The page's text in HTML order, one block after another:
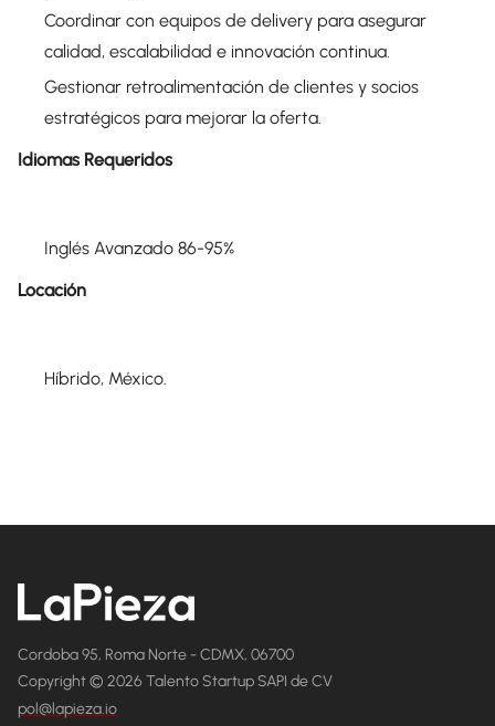
Coordinar con equipos de delivery para asegurar
calidad, escalabilidad e innovación continua.
Gestionar retroalimentación de clientes y socios
estratégicos para mejorar la oferta.
Idiomas Requeridos
Inglés Avanzado 86-95%
Locación
Híbrido, México.
Cordoba 95, Roma Norte - CDMX, 06700
Copyright © 2026 Talento Startup SAPI de CV
pol@lapieza.io